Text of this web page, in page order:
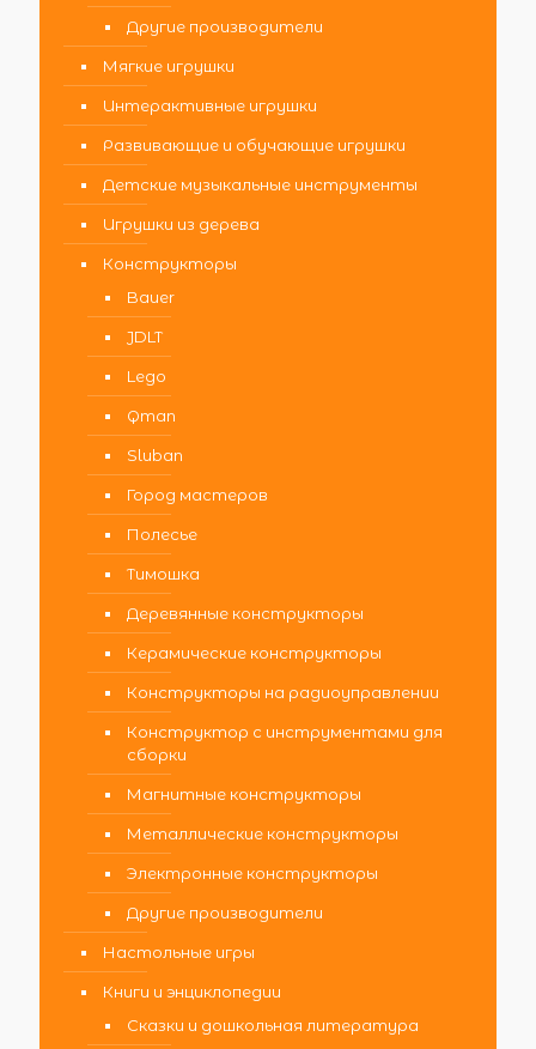
Другие производители
Мягкие игрушки
Интерактивные игрушки
Развивающие и обучающие игрушки
Детские музыкальные инструменты
Игрушки из дерева
Конструкторы
Bauer
JDLT
Lego
Qman
Sluban
Город мастеров
Полесье
Тимошка
Деревянные конструкторы
Керамические конструкторы
Конструкторы на радиоуправлении
Конструктор с инструментами для
сборки
Магнитные конструкторы
Металлические конструкторы
Электронные конструкторы
Другие производители
Настольные игры
Книги и энциклопедии
Сказки и дошкольная литература